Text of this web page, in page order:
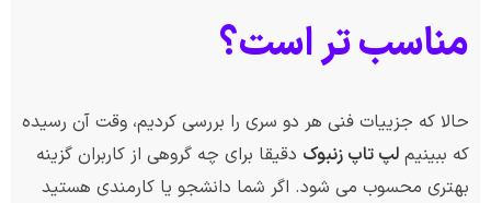
مناسب تر است؟
حالا که جزییات فنی هر دو سری را بررسی کردیم، وقت آن رسیده
که ببینیم لپ تاپ زنبوک دقیقا برای چه گروهی از کاربران گزینه
بهتری محسوب می شود. اگر شما دانشجو یا کارمندی هستید